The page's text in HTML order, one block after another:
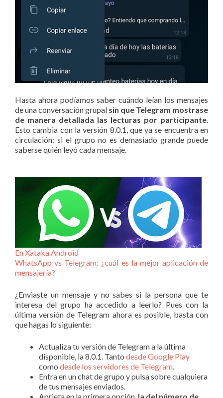
Hasta ahora podíamos saber cuándo leían los mensajes
de una conversación grupal sin que Telegram mostrase
de manera detallada las lecturas por participante
Esto cambia con la versión 8.0.1, que ya se encuentra en
circulación: si el grupo no es demasiado grande puede
saberse quién leyó cada mensaje.
En Xataka Android
WhatsApp vs Telegram: ¿cuál es la mejor aplicación de
mensajería?
¿Enviaste un mensaje y no sabes si la persona que te
interesa del grupo ha accedido a leerlo? Pues con la
última versión de Telegram ahora es posible, basta con
que hagas lo siguiente:
Actualiza tu versión de Telegram a la última
disponible, la 8.0.1. Tanto desde Google Play
como desde los servidores de Telegram
Entra en un chat de grupo y pulsa sobre cualquiera
de tus mensajes enviados.
Aprieta en la primera opción, la del número de